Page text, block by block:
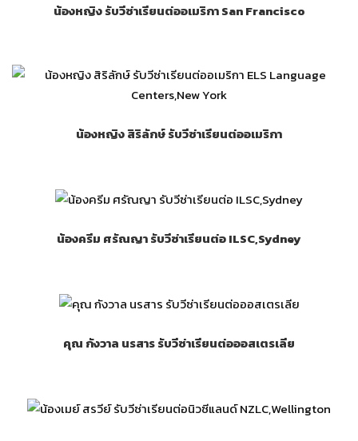
น้องหญิง รับวีซ่าเรียนต่ออเมริกา San Francisco
น้องหญิง สิริลักษ์ รับวีซ่าเรียนต่ออเมริกา
น้องครีม ศรัณญา รับวีซ่าเรียนต่อ ILSC,Sydney
คุณ กังวาล นรสาร รับวีซ่าเรียนต่อออสเตรเลีย